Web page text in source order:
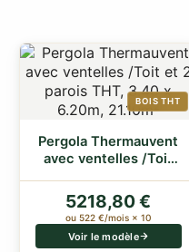
BOIS THT
Pergola Thermauvent
avec ventelles /Toit
5218,80 €
ou 522 €/mois × 10
Voir le modèle